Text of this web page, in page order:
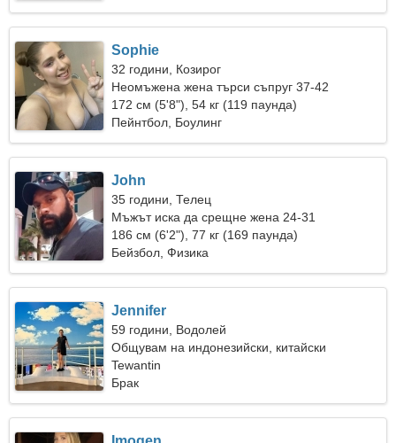
Sophie
32 години, Козирог
Неомъжена жена търси съпруг 37-42
172 см (5'8"), 54 кг (119 паунда)
Пейнтбол, Боулинг
John
35 години, Телец
Мъжът иска да срещне жена 24-31
186 см (6'2"), 77 кг (169 паунда)
Бейзбол, Физика
Jennifer
59 години, Водолей
Общувам на индонезийски, китайски
Tewantin
Брак